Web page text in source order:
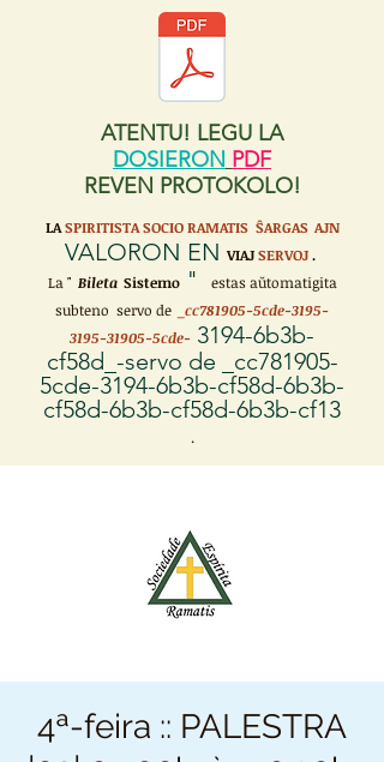
ATENTU! LEGU LA
DOSIERON PDF
REVEN PROTOKOLO!
LA SPIRITISTA SOCIO RAMATIS ŜARGAS AJN
VALORON EN VIAJSERVOJ.
La " Bileta Sistemo"
estas aŭtomatigita
subteno servo de
_cc781905-5cde-3195-
3195-31905-5cde- 3194-6b3b-
cf58d_-servo de _cc781905-
5cde-3194-6b3b-cf58d-6b3b-
cf58d-6b3b-cf58d-6b3b-cf13
.
4ª-feira :: PALESTRA